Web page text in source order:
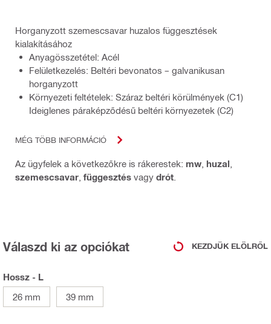
Horganyzott szemescsavar huzalos függesztések
kialakításához
Anyagösszetétel: Acél
Felületkezelés: Beltéri bevonatos – galvanikusan
horganyzott
Környezeti feltételek: Száraz beltéri körülmények (C1)
Ideiglenes páraképződésű beltéri környezetek (C2)
MÉG TÖBB INFORMÁCIÓ
Az ügyfelek a következőkre is rákerestek: mw huzal
szemescsavar függesztés vagy drót
Válaszd ki az opciókat KEZDJÜK ELÖLRŐL
Hossz - L
26 mm
39 mm